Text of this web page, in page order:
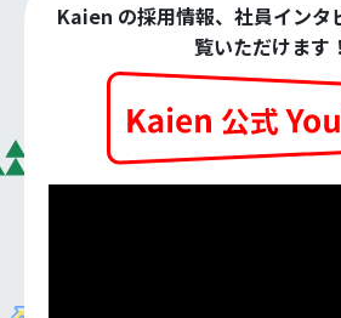
Kaien の採用情報、社員インタ
覧いただけます！